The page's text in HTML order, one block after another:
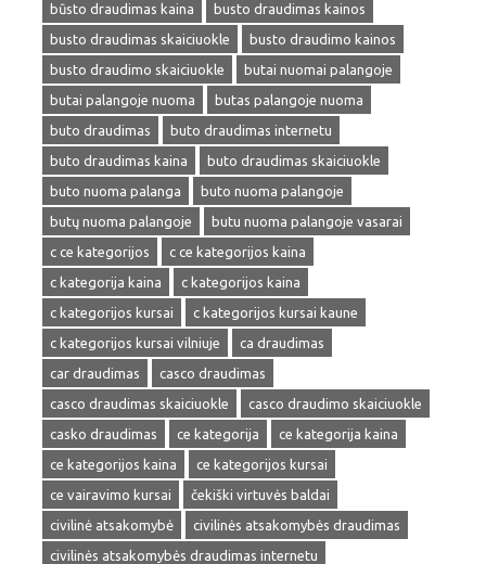
būsto draudimas kaina
busto draudimas kainos
busto draudimas skaiciuokle
busto draudimo kainos
busto draudimo skaiciuokle
butai nuomai palangoje
butai palangoje nuoma
butas palangoje nuoma
buto draudimas
buto draudimas internetu
buto draudimas kaina
buto draudimas skaiciuokle
buto nuoma palanga
buto nuoma palangoje
butų nuoma palangoje
butu nuoma palangoje vasarai
c ce kategorijos
c ce kategorijos kaina
c kategorija kaina
c kategorijos kaina
c kategorijos kursai
c kategorijos kursai kaune
c kategorijos kursai vilniuje
ca draudimas
car draudimas
casco draudimas
casco draudimas skaiciuokle
casco draudimo skaiciuokle
casko draudimas
ce kategorija
ce kategorija kaina
ce kategorijos kaina
ce kategorijos kursai
ce vairavimo kursai
čekiški virtuvės baldai
civilinė atsakomybė
civilinės atsakomybės draudimas
civilinės atsakomybės draudimas internetu